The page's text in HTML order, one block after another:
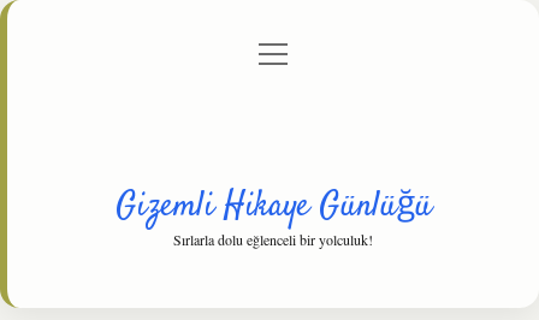
Gizlilik Politikası
menüyü
Gizemli Hikaye Günlüğü
Sırlarla dolu eğlenceli bir yolculuk!